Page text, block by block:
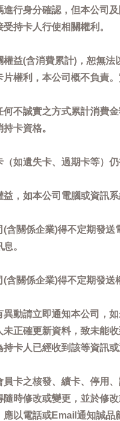
進行身分確認，但本公司
持卡人行使相關權利。
權益(含消費累計)，恕無
權利，本公司概不負責
何不誠實之方式累計消費
卡資格。
如遺失卡、過期卡等）
，如本公司電腦或資訊
(含關係企業)得不定期發
。
含關係企業)得不定期發
異動請立即通知本公司，
未正確更新資料，致未能
卡人已經收到該等資訊或
員卡之核發、續卡、停用
隨時修改或變更，並於修
應以電話或Email通知誠